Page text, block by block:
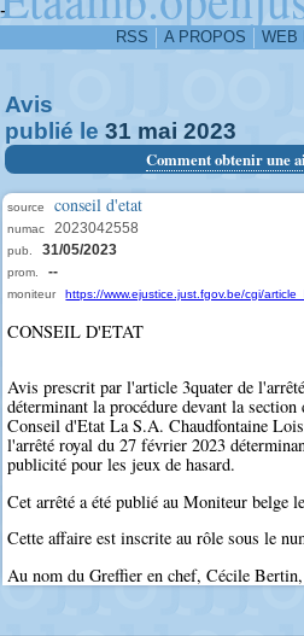
-
RSS A PROPOS WEB
Avis
publié le 31 mai 2023
Comment obtenir une
source conseil d'etat
numac 2023042558
pub. 31/05/2023
prom. --
moniteur https://www.ejustice.just.fgov.be/cgi/
CONSEIL D'ETAT
Avis prescrit par l'article 3quater de
déterminant la procédure devant la
Conseil d'Etat La S.A. Chaudfontaine
l'arrêté royal du 27 février 2023
publicité pour les jeux de hasard.
Cet arrêté a été publié au Moniteur belge
Cette affaire est inscrite au rôle sous le
Au nom du Greffier en chef, Cécile